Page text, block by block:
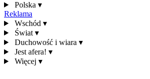
Polska ▾
Reklama
Wschód ▾
Świat ▾
Duchowość i wiara ▾
Jest afera! ▾
Więcej ▾